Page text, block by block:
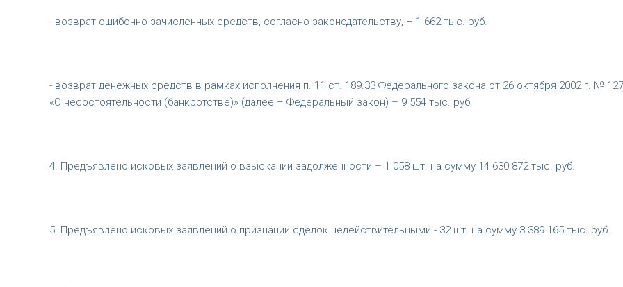
- возврат ошибочно зачисленных средств, согласно законодательству, – 1 662 тыс. руб.
- возврат денежных средств в рамках исполнения п. 11 ст. 189.33 Федерального закона от 26 октября 2002 г. №
«О несостоятельности (банкротстве)» (далее – Федеральный закон) – 9 554 тыс. руб.
4. Предъявлено исковых заявлений о взыскании задолженности – 1 058 шт. на сумму 14 630 872 тыс. руб.
5. Предъявлено исковых заявлений о признании сделок недействительными - 32 шт. на сумму 3 389 165 тыс. руб.